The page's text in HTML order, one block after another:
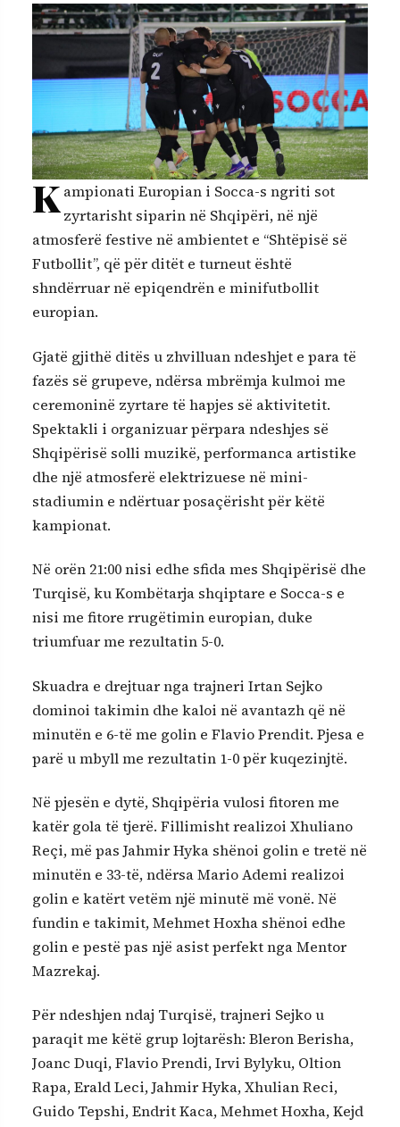
K ampionati Europian i Socca-s ngriti sot
zyrtarisht siparin në Shqipëri, në një
atmosferë festive në ambientet e “Shtëpisë së
Futbollit”, që për ditët e turneut është
shndërruar në epiqendrën e minifutbollit
europian.
Gjatë gjithë ditës u zhvilluan ndeshjet e para të
fazës së grupeve, ndërsa mbrëmja kulmoi me
ceremoninë zyrtare të hapjes së aktivitetit.
Spektakli i organizuar përpara ndeshjes së
Shqipërisë solli muzikë, performanca artistike
dhe një atmosferë elektrizuese në mini-
stadiumin e ndërtuar posaçërisht për këtë
kampionat.
Në orën 21:00 nisi edhe sfida mes Shqipërisë dhe
Turqisë, ku Kombëtarja shqiptare e Socca-s e
nisi me fitore rrugëtimin europian, duke
triumfuar me rezultatin 5-0.
Skuadra e drejtuar nga trajneri Irtan Sejko
dominoi takimin dhe kaloi në avantazh që në
minutën e 6-të me golin e Flavio Prendit. Pjesa e
parë u mbyll me rezultatin 1-0 për kuqezinjtë.
Në pjesën e dytë, Shqipëria vulosi fitoren me
katër gola të tjerë. Fillimisht realizoi Xhuliano
Reçi, më pas Jahmir Hyka shënoi golin e tretë në
minutën e 33-të, ndërsa Mario Ademi realizoi
golin e katërt vetëm një minutë më vonë. Në
fundin e takimit, Mehmet Hoxha shënoi edhe
golin e pestë pas një asist perfekt nga Mentor
Mazrekaj.
Për ndeshjen ndaj Turqisë, trajneri Sejko u
paraqit me këtë grup lojtarësh: Bleron Berisha,
Joanc Duqi, Flavio Prendi, Irvi Bylyku, Oltion
Rapa, Erald Leci, Jahmir Hyka, Xhulian Reci,
Guido Tepshi, Endrit Kaca, Mehmet Hoxha, Kejd